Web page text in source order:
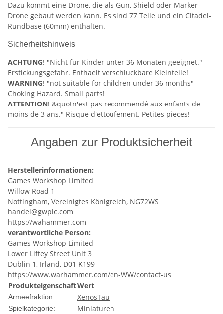
Dazu kommt eine Drone, die als Gun, Shield oder Marker
Drone gebaut werden kann. Es sind 77 Teile und ein Citadel-
Rundbase (60mm) enthalten.
Sicherheitshinweis
ACHTUNG! "Nicht für Kinder unter 36 Monaten geeignet."
Erstickungsgefahr. Enthaelt verschluckbare Kleinteile!
WARNING! "not suitable for children under 36 months"
Choking Hazard. Small parts!
ATTENTION! &quotn'est pas recommendé aux enfants de
moins de 3 ans." Risque d'ettoufement. Petites pieces!
Angaben zur Produktsicherheit
Herstellerinformationen:
Games Workshop Limited
Willow Road 1
Nottingham, Vereinigtes Königreich, NG72WS
handel@gwplc.com
https://wahammer.com
verantwortliche Person:
Games Workshop Limited
Lower Liffey Street Unit 3
Dublin 1, Irland, D01 K199
https://www.warhammer.com/en-WW/contact-us
ProdukteigenschaftWert
Armeefraktion: XenosTau
Spielkategorie: Miniaturen